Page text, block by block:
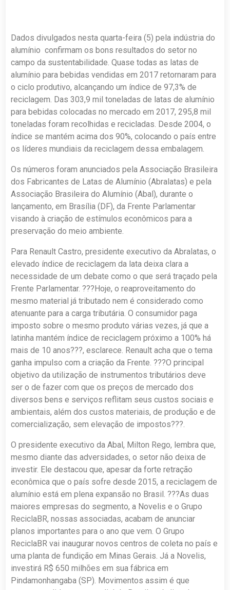
Dados divulgados nesta quarta-feira (5) pela indústria do
alumínio confirmam os bons resultados do setor no
campo da sustentabilidade. Quase todas as latas de
alumínio para bebidas vendidas em 2017 retornaram para
o ciclo produtivo, alcançando um índice de 97,3% de
reciclagem. Das 303,9 mil toneladas de latas de alumínio
para bebidas colocadas no mercado em 2017, 295,8 mil
toneladas foram recolhidas e recicladas. Desde 2004, o
índice se mantém acima dos 90%, colocando o país entre
os líderes mundiais da reciclagem dessa embalagem.
Os números foram anunciados pela Associação Brasileira
dos Fabricantes de Latas de Alumínio (Abralatas) e pela
Associação Brasileira do Alumínio (Abal), durante o
lançamento, em Brasília (DF), da Frente Parlamentar
visando à criação de estímulos econômicos para a
preservação do meio ambiente.
Para Renault Castro, presidente executivo da Abralatas, o
elevado índice de reciclagem da lata deixa clara a
necessidade de um debate como o que será traçado pela
Frente Parlamentar. ???Hoje, o reaproveitamento do
mesmo material já tributado nem é considerado como
atenuante para a carga tributária. O consumidor paga
imposto sobre o mesmo produto várias vezes, já que a
latinha mantém índice de reciclagem próximo a 100% há
mais de 10 anos???, esclarece. Renault acha que o tema
ganha impulso com a criação da Frente. ???O principal
objetivo da utilização de instrumentos tributários deve
ser o de fazer com que os preços de mercado dos
diversos bens e serviços reflitam seus custos sociais e
ambientais, além dos custos materiais, de produção e de
comercialização, sem elevação de impostos???.
O presidente executivo da Abal, Milton Rego, lembra que,
mesmo diante das adversidades, o setor não deixa de
investir. Ele destacou que, apesar da forte retração
econômica que o país sofre desde 2015, a reciclagem de
alumínio está em plena expansão no Brasil. ???As duas
maiores empresas do segmento, a Novelis e o Grupo
ReciclaBR, nossas associadas, acabam de anunciar
planos importantes para o ano que vem. O Grupo
ReciclaBR vai inaugurar novos centros de coleta no país e
uma planta de fundição em Minas Gerais. Já a Novelis,
investirá R$ 650 milhões em sua fábrica em
Pindamonhangaba (SP). Movimentos assim é que